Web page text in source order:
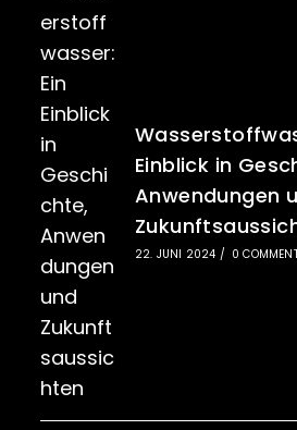
Einblick in
Anwendungen
22. JUNI 2024 / 0